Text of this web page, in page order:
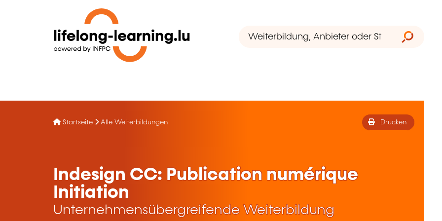
Startseite Alle Weiterbildungen Drucken
Indesign CC: Publication numérique
Initiation
Unternehmensübergreifende Weiterbildung